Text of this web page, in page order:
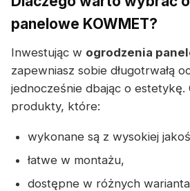
panelowe KOWMET?
Inwestując w ogrodzenia
zapewniasz sobie długotrwałą
jednocześnie dbając o estetykę.
produkty, które:
wykonane są z wysokiej
łatwe w montażu,
dostępne w różnych